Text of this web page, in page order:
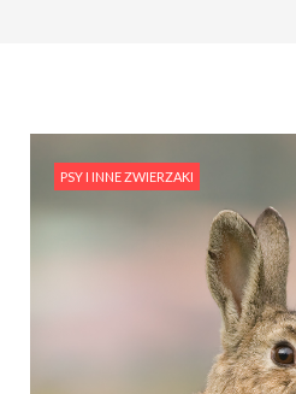
PSY I INNE ZWIERZAKI